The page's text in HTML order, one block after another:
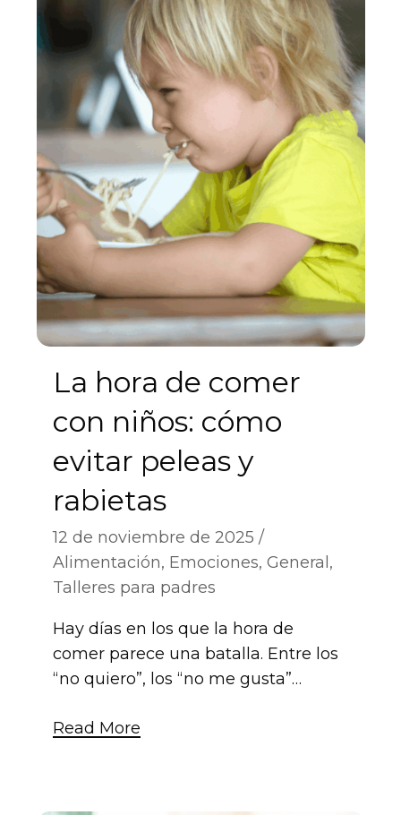
La hora de comer
con niños: cómo
evitar peleas y
rabietas
12 de noviembre de 2025
Alimentación, Emociones, General,
Talleres para padres
Hay días en los que la hora de
comer parece una batalla. Entre los
“no quiero”, los “no me gusta”…
Read More